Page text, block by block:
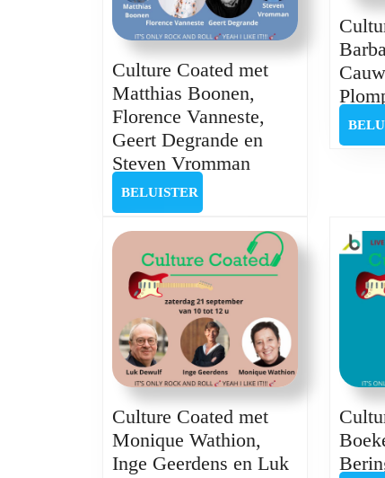
Culture Coated met
Matthias Boonen,
Florence Vanneste,
Geert Degrande en
Steven Vromman
Matthias
Boonen,
Florence
Geert
Degrande
en
Steven
Vromman
BELUISTER
Culture Coated met
Monique Wathion,
Inge Geerdens en Luk